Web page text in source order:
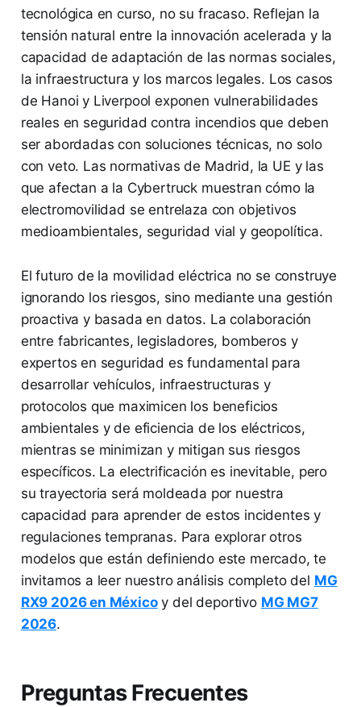
tecnológica en curso, no su fracaso. Reflejan la
tensión natural entre la innovación acelerada y la
capacidad de adaptación de las normas sociales,
la infraestructura y los marcos legales. Los casos
de Hanoi y Liverpool exponen vulnerabilidades
reales en seguridad contra incendios que deben
ser abordadas con soluciones técnicas, no solo
con veto. Las normativas de Madrid, la UE y las
que afectan a la Cybertruck muestran cómo la
electromovilidad se entrelaza con objetivos
medioambientales, seguridad vial y geopolítica.
El futuro de la movilidad eléctrica no se construye
ignorando los riesgos, sino mediante una gestión
proactiva y basada en datos. La colaboración
entre fabricantes, legisladores, bomberos y
expertos en seguridad es fundamental para
desarrollar vehículos, infraestructuras y
protocolos que maximicen los beneficios
ambientales y de eficiencia de los eléctricos,
mientras se minimizan y mitigan sus riesgos
específicos. La electrificación es inevitable, pero
su trayectoria será moldeada por nuestra
capacidad para aprender de estos incidentes y
regulaciones tempranas. Para explorar otros
modelos que están definiendo este mercado, te
invitamos a leer nuestro análisis completo del MG
RX9 2026 en Méxicoy del deportivo MG MG7
2026.
Preguntas Frecuentes